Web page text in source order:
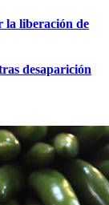
la liberación de
desaparición